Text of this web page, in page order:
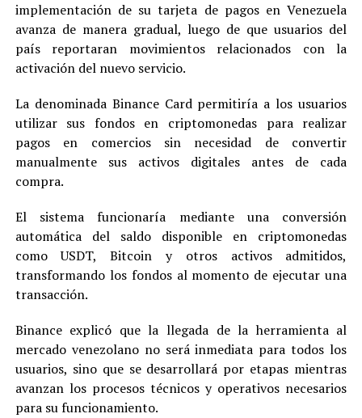
implementación de su tarjeta de pagos en Venezuela
avanza de manera gradual, luego de que usuarios del
país reportaran movimientos relacionados con la
activación del nuevo servicio.
La denominada Binance Card permitiría a los usuarios
utilizar sus fondos en criptomonedas para realizar
pagos en comercios sin necesidad de convertir
manualmente sus activos digitales antes de cada
compra.
El sistema funcionaría mediante una conversión
automática del saldo disponible en criptomonedas
como USDT, Bitcoin y otros activos admitidos,
transformando los fondos al momento de ejecutar una
transacción.
Binance explicó que la llegada de la herramienta al
mercado venezolano no será inmediata para todos los
usuarios, sino que se desarrollará por etapas mientras
avanzan los procesos técnicos y operativos necesarios
para su funcionamiento.